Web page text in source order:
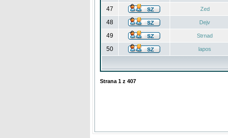
47
Zed
48
Dejv
49
Strnad
50
lapos
Strana 1 z 407